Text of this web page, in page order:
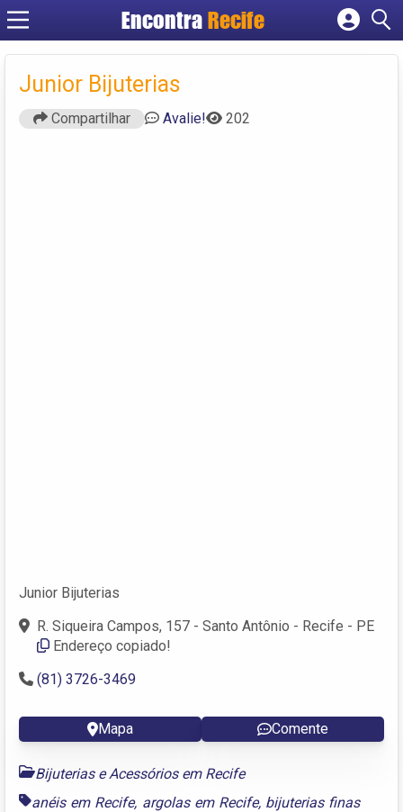
Encontra Recife
Cadastrar empresa
Junior Bijuterias
Compartilhar Avalie! 202
Junior Bijuterias
R. Siqueira Campos, 157 - Santo Antônio - Recife - PE
Endereço copiado!
(81) 3726-3469
Mapa Comente
Bijuterias e Acessórios em Recife
anéis em Recife, argolas em Recife, bijuterias finas